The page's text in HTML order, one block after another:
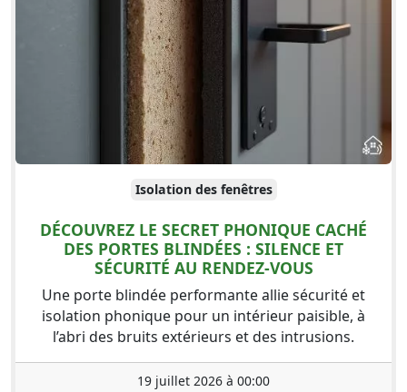
Isolation des fenêtres
DÉCOUVREZ LE SECRET PHONIQUE CACHÉ
DES PORTES BLINDÉES : SILENCE ET
SÉCURITÉ AU RENDEZ-VOUS
Une porte blindée performante allie sécurité et
isolation phonique pour un intérieur paisible, à
l’abri des bruits extérieurs et des intrusions.
19 juillet 2026 à 00:00